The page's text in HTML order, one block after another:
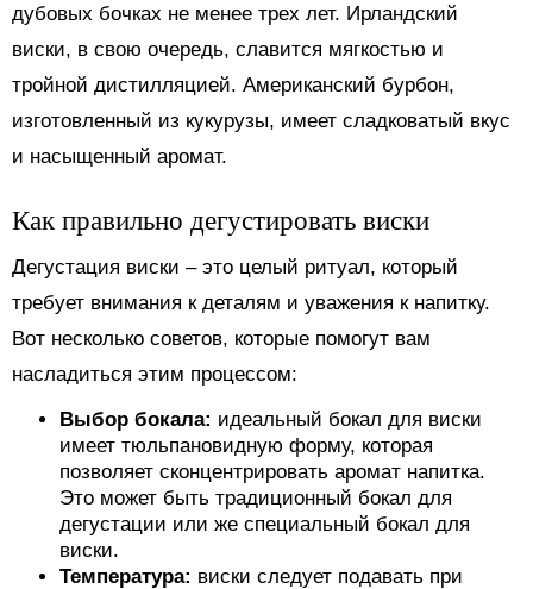
дубовых бочках не менее трех лет. Ирландский
виски, в свою очередь, славится мягкостью и
тройной дистилляцией. Американский бурбон,
изготовленный из кукурузы, имеет сладковатый вкус
и насыщенный аромат.
Как правильно дегустировать виски
Дегустация виски – это целый ритуал, который
требует внимания к деталям и уважения к напитку.
Вот несколько советов, которые помогут вам
насладиться этим процессом:
Выбор бокала: идеальный бокал для виски
имеет тюльпановидную форму, которая
позволяет сконцентрировать аромат напитка.
Это может быть традиционный бокал для
дегустации или же специальный бокал для
виски.
Температура: виски следует подавать при